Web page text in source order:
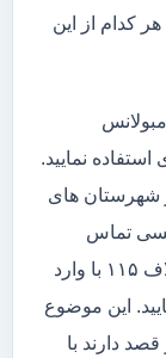
کدام از این
نمایید.
شهرستان های
تماس
بگیرید باید تلفن آمبولانس خصوصی را بر خلاف ۱۱۵ با وارد
این موضوع
دارند با